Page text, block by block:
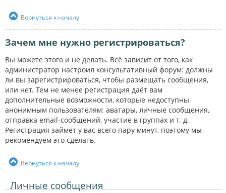
Вернуться к началу
Зачем мне нужно регистрироваться?
Вы можете этого и не делать. Всё зависит от того, как
администратор настроил консультативный форум: должны
ли вы зарегистрироваться, чтобы размещать сообщения,
или нет. Тем не менее регистрация даёт вам
дополнительные возможности, которые недоступны
анонимным пользователям: аватары, личные сообщения,
отправка email-сообщений, участие в группах и т. д.
Регистрация займёт у вас всего пару минут, поэтому мы
рекомендуем это сделать.
Вернуться к началу
Личные сообщения